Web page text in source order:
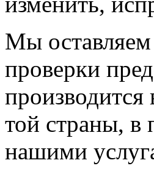
Мы оставляем
проверки
производится
той страны, в
нашими